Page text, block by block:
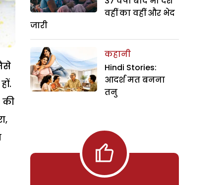
वहीं का वहीं और भेद
जारी
कहानी
Hindi Stories:
आदर्श मत बनना
तनु